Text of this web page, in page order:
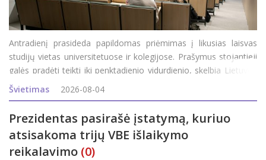
Antradienį prasideda papildomas priėmimas į likusias laisvas
studijų vietas universitetuose ir kolegijose. Prašymus stojantieji
galės pradėti teikti iki penktadienio vidurdienio, skelbia Lietuvos
aukštųjų mokyklų asociacija bendrajam priėmimui organizuoti
(LAMABPO). Į valstybės finan
Švietimas 2026-08-04
Prezidentas pasirašė įstatymą, kuriuo
atsisakoma trijų VBE išlaikymo
reikalavimo (0)